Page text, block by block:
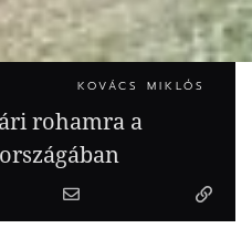
KOVÁCS MIKLÓS
rohamra a